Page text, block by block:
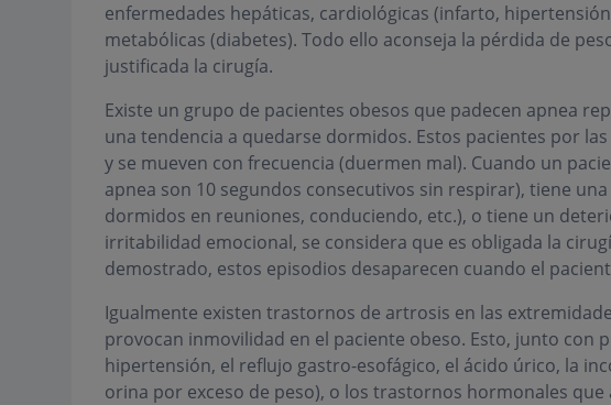
enfermedades hepáticas, cardiológicas (infarto,
metabólicas (diabetes). Todo ello aconseja la pérdida de
justificada la cirugía.
Existe un grupo de pacientes obesos que padecen apnea
una tendencia a quedarse dormidos. Estos pacientes por
y se mueven con frecuencia (duermen mal). Cuando un
apnea son 10 segundos consecutivos sin respirar), tiene
dormidos en reuniones, conduciendo, etc.), o tiene un
irritabilidad emocional, se considera que es obligada la
demostrado, estos episodios desaparecen cuando el
Igualmente existen trastornos de artrosis en las
provocan inmovilidad en el paciente obeso. Esto, junto con
hipertensión, el reflujo gastro-esofágico, el ácido úrico, la
orina por exceso de peso), o los trastornos hormonales